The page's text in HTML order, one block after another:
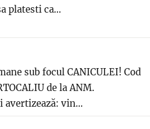
platesti ca...
sub focul CANICULEI! Cod
de la ANM.
avertizează: vin...